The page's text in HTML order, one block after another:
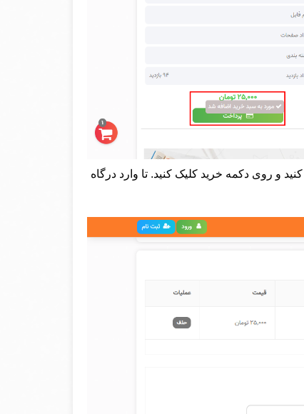
و روی دکمه خرید کلیک کنید. تا وارد درگاه